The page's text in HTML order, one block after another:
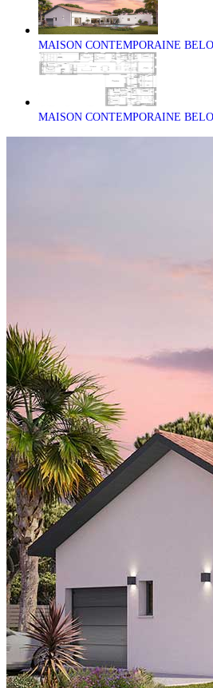
MAISON CONTEMPORAINE
MAISON CONTEMPORAINE